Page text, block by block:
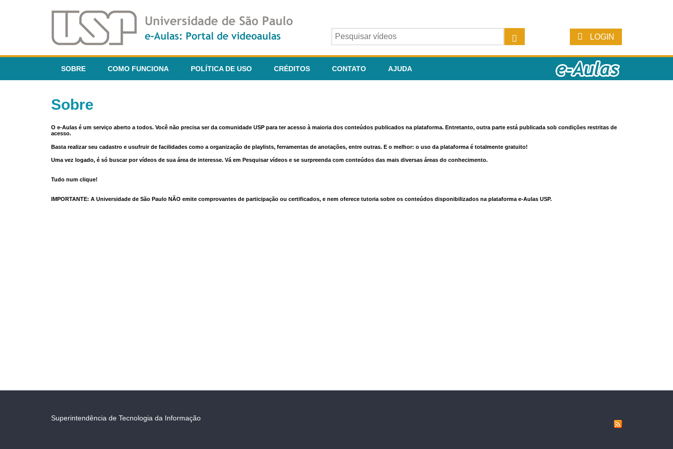
LOGIN
SOBRE COMO FUNCIONA POLÍTICA DE USO CRÉDITOS CONTATO AJUDA
Sobre
O e-Aulas é um serviço aberto a todos. Você não precisa ser da comunidade USP para ter acesso à maioria dos conteúdos publicados na plataforma. Entretanto, outra parte está publicada sob condições restritas de
acesso.
Basta realizar seu cadastro e usufruir de facilidades como a organização de playlists, ferramentas de anotações, entre outras. E o melhor: o uso da plataforma é totalmente gratuito!
Uma vez logado, é só buscar por vídeos de sua área de interesse. Vá em Pesquisar vídeos e se surpreenda com conteúdos das mais diversas áreas do conhecimento.
Tudo num clique!
IMPORTANTE: A Universidade de São Paulo NÃO emite comprovantes de participação ou certificados, e nem oferece tutoria sobre os conteúdos disponibilizados na plataforma e-Aulas USP.
Superintendência de Tecnologia da Informação